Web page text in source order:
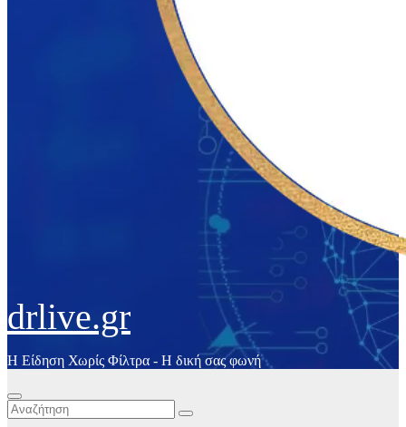
drlive.gr
Η Είδηση Χωρίς Φίλτρα - H δική σας φωνή